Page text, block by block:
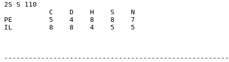
2S S 110
           C    D    H    S    N
PE         5    4    8    8    7
IL         8    8    4    5    5